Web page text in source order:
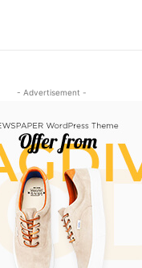
- Advertisement -